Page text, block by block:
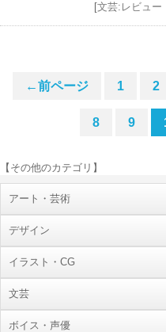
[文芸:レビュー
←前ページ 1 2
8 9
【その他のカテゴリ】
アート・芸術
デザイン
イラスト・CG
文芸
ボイス・声優